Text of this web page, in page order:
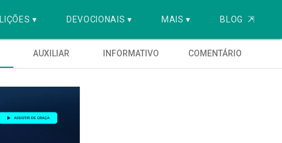
LIÇÕES ▾ DEVOCIONAIS ▾ MAIS ▾ BLOG ⇱
AUXILIAR INFORMATIVO COMENTÁRIO